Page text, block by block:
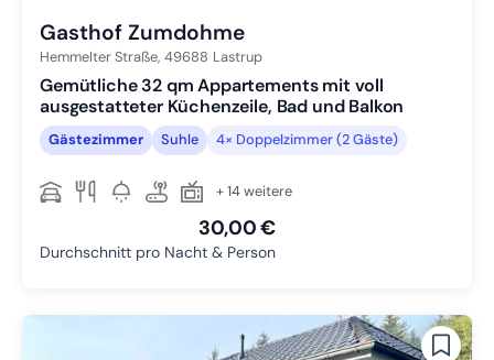
Gasthof Zumdohme
Hemmelter Straße, 49688 Lastrup
Gemütliche 32 qm Appartements mit voll
ausgestatteter Küchenzeile, Bad und Balkon
Gästezimmer Suhle 4× Doppelzimmer (2 Gäste)
+ 14 weitere
30,00 €
Durchschnitt pro Nacht & Person